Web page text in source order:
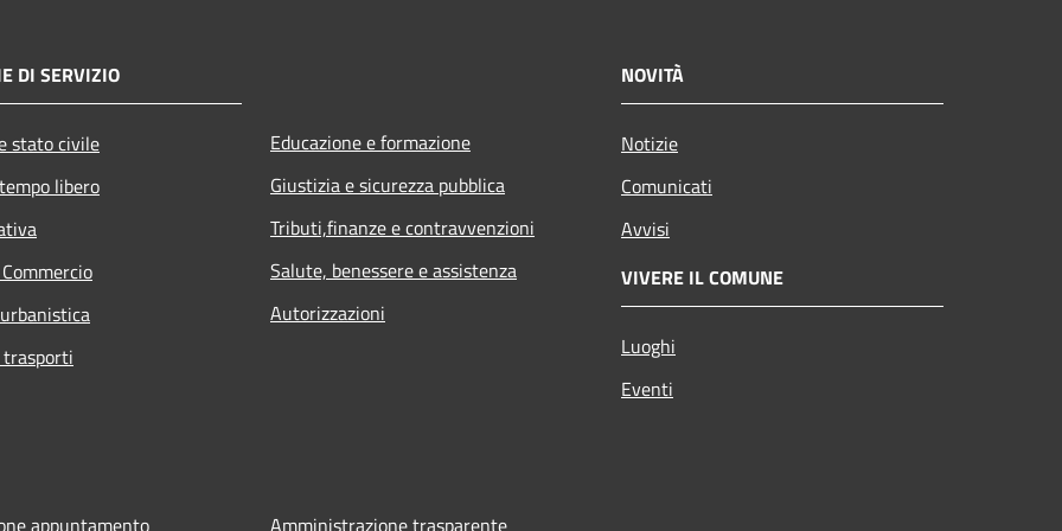
DI SERVIZIO
stato civile
libero
Educazione e formazione
Giustizia e sicurezza pubblica
Tributi,finanze e contravvenzioni
Salute, benessere e assistenza
Autorizzazioni
NOVITÀ
Notizie
Comunicati
Avvisi
VIVERE IL COMUNE
Luoghi
Eventi
appuntamento Amministrazione trasparente